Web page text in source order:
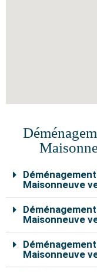
Maisonneuve
Déménagement de
Maisonneuve
Maisonneuve